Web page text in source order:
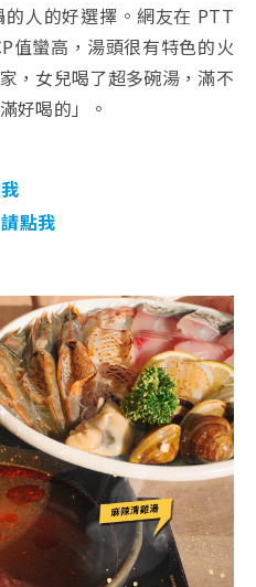
人的好選擇。網友在 PTT
值蠻高，湯頭很有特色的火
，女兒喝了超多碗湯，滿不
好喝的」。
請點我